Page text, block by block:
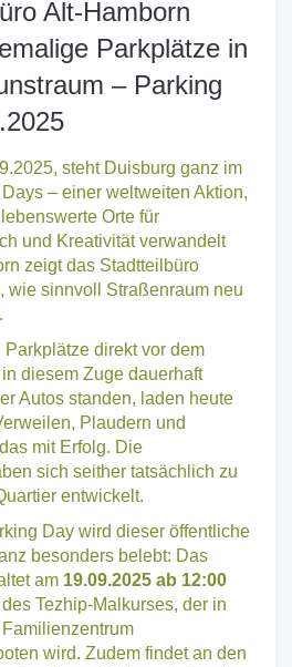
Alt-Hamborn
Parkplätze in
– Parking
steht Duisburg ganz im
– einer weltweiten Aktion,
Orte für
und Kreativität verwandelt
zeigt das Stadtteilbüro
wie sinnvoll Straßenraum neu
direkt vor dem
diesem Zuge dauerhaft
Autos standen, laden heute
Plaudern und
mit Erfolg. Die
sich seither tatsächlich zu
entwickelt.
Day wird dieser öffentliche
besonders belebt: Das
am 19.09.2025 ab 12:00
Tezhip-Malkurses, der in
wird. Zudem findet an den